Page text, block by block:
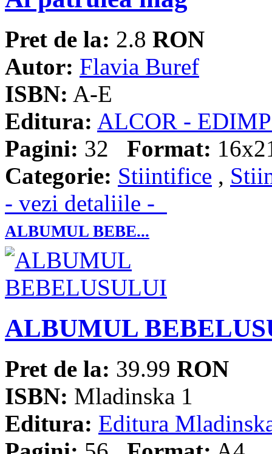
Pret de la: 2.8 RON
Autor: Flavia Buref
ISBN: A-E
Editura: ALCOR -
Pagini: 32 Format:
Categorie: Stiintifice ,
- vezi detaliile -
ALBUMUL BEBE...
ALBUMUL
Pret de la: 39.99 RON
ISBN: Mladinska 1
Editura: Editura